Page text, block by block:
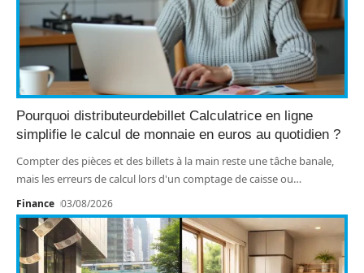
Pourquoi distributeurdebillet Calculatrice en ligne
simplifie le calcul de monnaie en euros au quotidien ?
Compter des pièces et des billets à la main reste une tâche banale,
mais les erreurs de calcul lors d'un comptage de caisse ou…
Finance 03/08/2026